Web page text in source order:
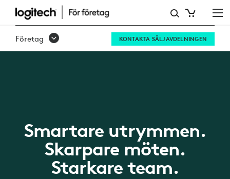
ARBETETS
NYA
LOGIK
Företag KONTAKTA SÄLJAVDELNINGEN
Smartare utrymmen.
Skarpare möten.
Starkare team.